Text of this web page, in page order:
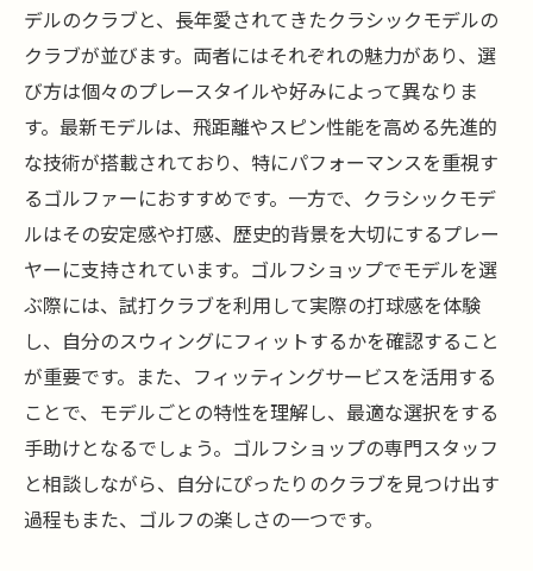
デルのクラブと、長年愛されてきたクラシックモデルの
クラブが並びます。両者にはそれぞれの魅力があり、選
び方は個々のプレースタイルや好みによって異なりま
す。最新モデルは、飛距離やスピン性能を高める先進的
な技術が搭載されており、特にパフォーマンスを重視す
るゴルファーにおすすめです。一方で、クラシックモデ
ルはその安定感や打感、歴史的背景を大切にするプレー
ヤーに支持されています。ゴルフショップでモデルを選
ぶ際には、試打クラブを利用して実際の打球感を体験
し、自分のスウィングにフィットするかを確認すること
が重要です。また、フィッティングサービスを活用する
ことで、モデルごとの特性を理解し、最適な選択をする
手助けとなるでしょう。ゴルフショップの専門スタッフ
と相談しながら、自分にぴったりのクラブを見つけ出す
過程もまた、ゴルフの楽しさの一つです。